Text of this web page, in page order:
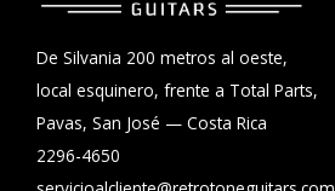
De Silvania 200 metros al oeste,
local esquinero, frente a Total Parts,
Pavas, San José — Costa Rica
2296-4650